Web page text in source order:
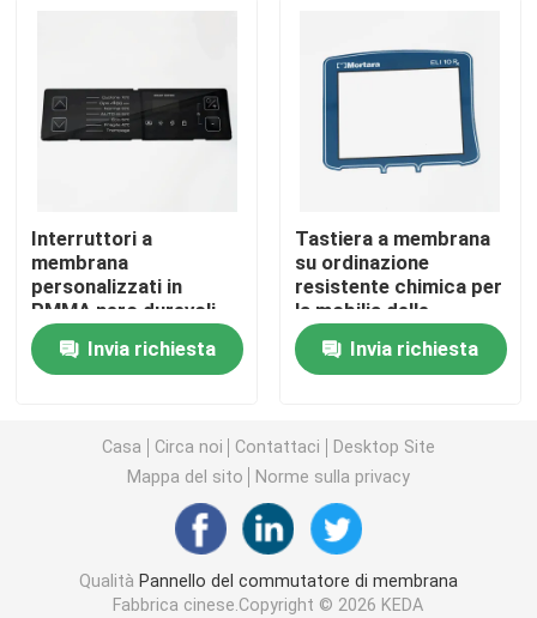
Pannello del commutatore di membrana
Commutatore di membrana dell'ANIMALE DOMESTICO
Commutatore di membrana del LED
Commutatore di membrana della lampadina
Commutatore di membrana del PWB
Pannello interruttori in acrilico
Tastiere della gomma di silicone
Interruttori a
membrana
personalizzati in
PMMA nero durevoli
per multimedia
Invia richiesta
Tastiera a membrana
su ordinazione
resistente chimica per
la mobilia delle
esposizioni dei segni
Invia richiesta
Casa Circa noi Contattaci
Desktop Site
Mappa del sito
Norme sulla privacy
Qualità Pannello del commutatore di membrana
Fabbrica cinese.Copyright © 2026 KEDA